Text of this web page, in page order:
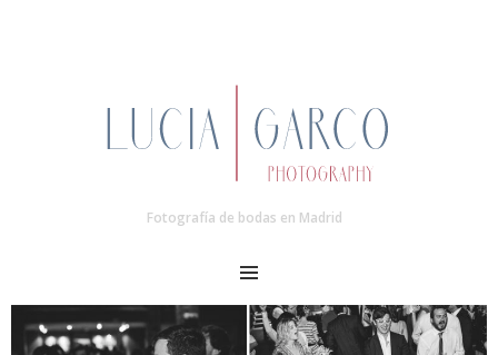
Fotografía de bodas en Madrid
MENU